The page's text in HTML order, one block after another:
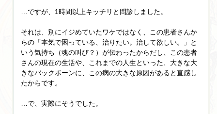
…ですが、1時間以上キッチリと問診しました。
それは、別にイジめていたワケではなく、この患者さんか
らの「本気で困っている、治りたい。治して欲しい。」と
いう気持ち（魂の叫び？）が伝わったからだし、この患者
さんの現在の生活や、これまでの人生といった、大きな大
きなバックボーンに、この病の大きな原因があると直感し
たからです。
…で、実際にそうでした。